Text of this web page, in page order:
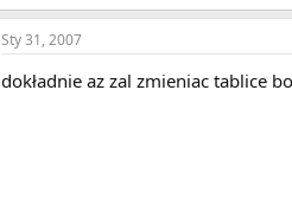
Sty 31, 2007
dokładnie az zal zmieniac tablice